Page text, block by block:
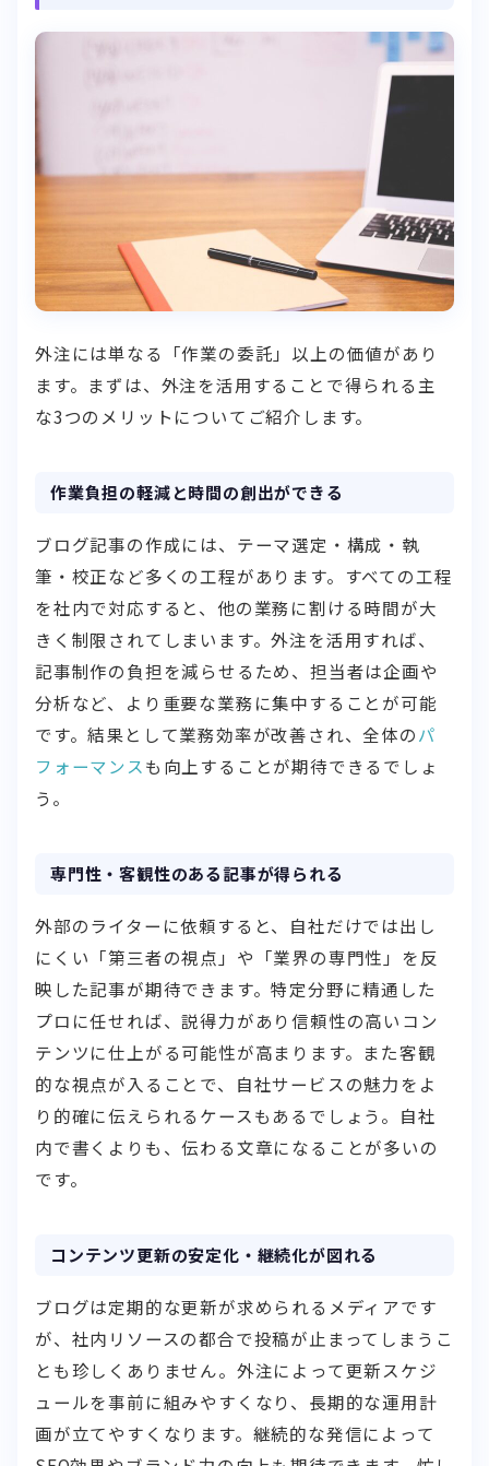
外注には単なる「作業の委託」以上の価値があり
ます。まずは、外注を活用することで得られる主
な3つのメリットについてご紹介します。
作業負担の軽減と時間の創出ができる
ブログ記事の作成には、テーマ選定・構成・執
筆・校正など多くの工程があります。すべての工程
を社内で対応すると、他の業務に割ける時間が大
きく制限されてしまいます。外注を活用すれば、
記事制作の負担を減らせるため、担当者は企画や
分析など、より重要な業務に集中することが可能
です。結果として業務効率が改善され、全体のパ
フォーマンスも向上することが期待できるでしょ
う。
専門性・客観性のある記事が得られる
外部のライターに依頼すると、自社だけでは出し
にくい「第三者の視点」や「業界の専門性」を反
映した記事が期待できます。特定分野に精通した
プロに任せれば、説得力があり信頼性の高いコン
テンツに仕上がる可能性が高まります。また客観
的な視点が入ることで、自社サービスの魅力をよ
り的確に伝えられるケースもあるでしょう。自社
内で書くよりも、伝わる文章になることが多いの
です。
コンテンツ更新の安定化・継続化が図れる
ブログは定期的な更新が求められるメディアです
が、社内リソースの都合で投稿が止まってしまうこ
とも珍しくありません。外注によって更新スケジ
ュールを事前に組みやすくなり、長期的な運用計
画が立てやすくなります。継続的な発信によって